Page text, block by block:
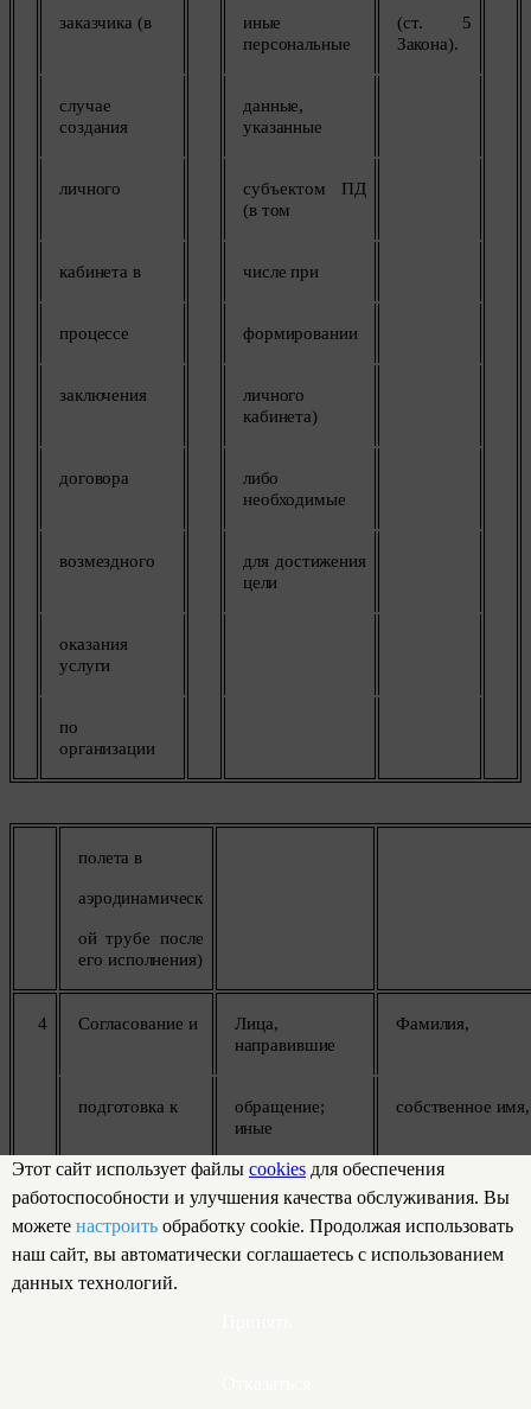
заказчика (в
иные
персональные
(ст. 5
Закона).
случае
создания
данные,
указанные
личного
субъектом ПД
(втом
кабинета в числе при
процессе формировании
заключения
личного
кабинета)
договора
либо
необходимые
возмездного для достижения
цели
оказания
услуги
по
организации
полета в
аэродинамическ
ой трубе после
его исполнения)
4 Согласование и
Лица,
направившие
Фамилия,
подготовка к
обращение;
иные
собственное имя,
заключению, лица, чьи отчество (если
заключение и персональные имеется) либо
Этот сайт использует файлы cookies для обеспечения
работоспособности и улучшения качества обслуживания. Вы
можете настроить обработку cookie. Продолжая использовать
наш сайт, вы автоматически соглашаетесь с использованием
данных технологий.